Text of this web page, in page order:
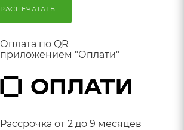
РАСПЕЧАТАТЬ
Оплата по QR
приложением "Оплати"
Рассрочка от 2 до 9 месяцев